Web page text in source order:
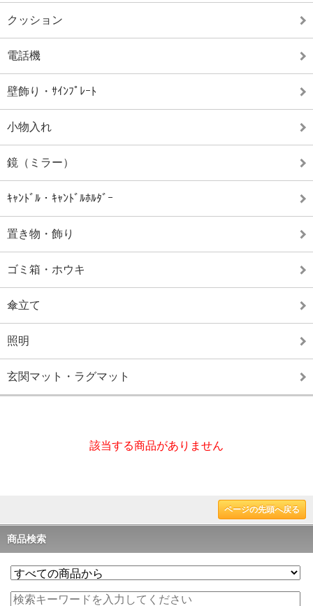
クッション
電話機
壁飾り・ｻｲﾝﾌﾟﾚｰﾄ
小物入れ
鏡（ミラー）
ｷｬﾝﾄﾞﾙ・ｷｬﾝﾄﾞﾙﾎﾙﾀﾞｰ
置き物・飾り
ゴミ箱・ホウキ
傘立て
照明
玄関マット・ラグマット
該当する商品がありません
ページの先頭へ戻る
商品検索